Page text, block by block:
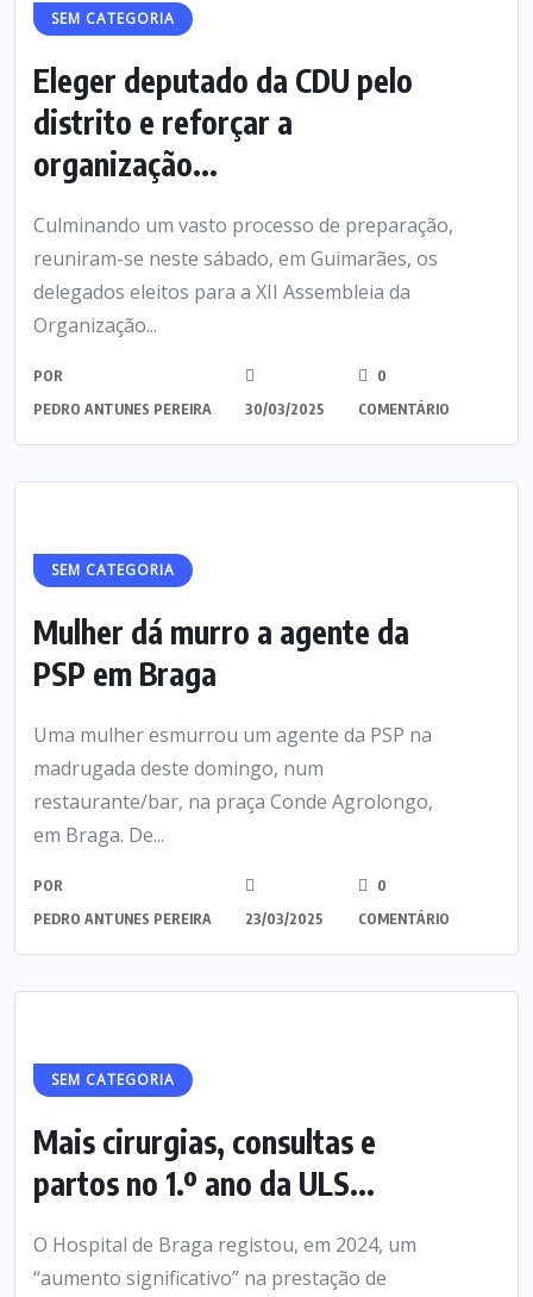
SEM CATEGORIA
Eleger deputado da CDU pelo
distrito e reforçar a
organização...
Culminando um vasto processo de preparação,
reuniram-se neste sábado, em Guimarães, os
delegados eleitos para a XII Assembleia da
Organização...
POR
PEDRO ANTUNES PEREIRA
30/03/2025
0
COMENTÁRIO
SEM CATEGORIA
Mulher dá murro a agente da
PSP em Braga
Uma mulher esmurrou um agente da PSP na
madrugada deste domingo, num
restaurante/bar, na praça Conde Agrolongo,
em Braga. De...
POR
PEDRO ANTUNES PEREIRA
23/03/2025
0
COMENTÁRIO
SEM CATEGORIA
Mais cirurgias, consultas e
partos no 1.º ano da ULS...
O Hospital de Braga registou, em 2024, um
“aumento significativo” na prestação de